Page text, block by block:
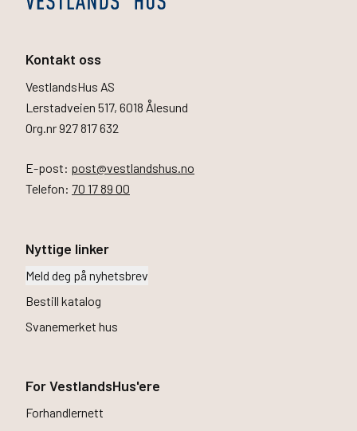
Kontakt oss
VestlandsHus AS
Lerstadveien 517, 6018 Ålesund
Org.nr 927 817 632
E-post: post@vestlandshus.no
Telefon: 70 17 89 00
Nyttige linker
Meld deg på nyhetsbrev
Bestill katalog
Svanemerket hus
For VestlandsHus'ere
Forhandlernett